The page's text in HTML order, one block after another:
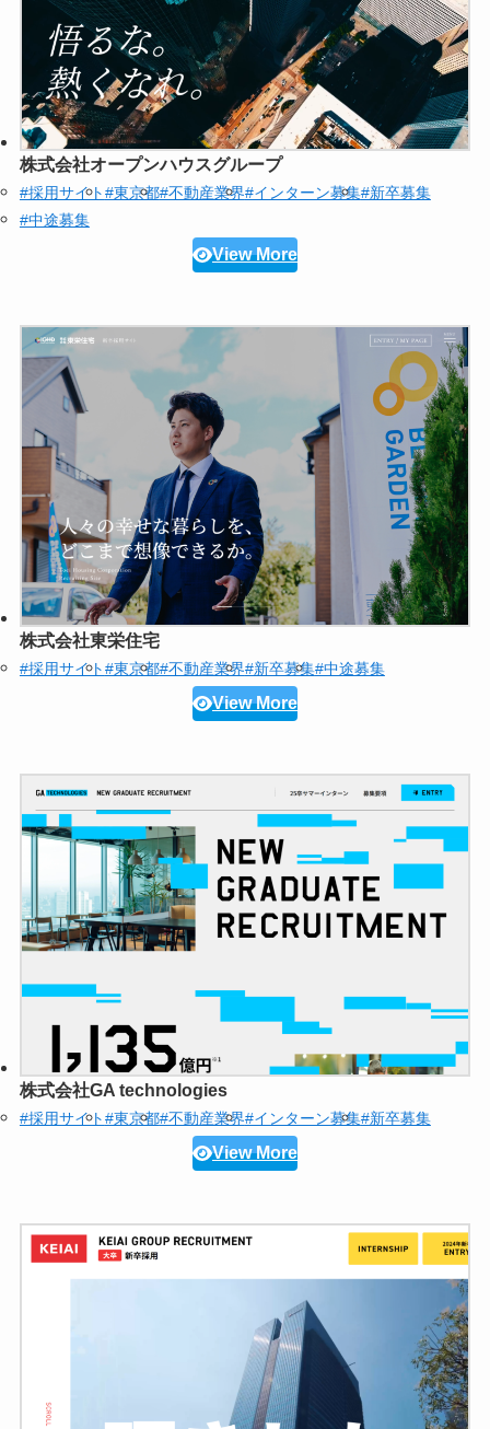
株式会社オープンハウスグループ
#採用サイト#東京都#不動産業界#インターン募集#新卒募集
#中途募集
View More
株式会社東栄住宅
#採用サイト#東京都#不動産業界#新卒募集#中途募集
View More
株式会社GA technologies
#採用サイト#東京都#不動産業界#インターン募集#新卒募集
View More